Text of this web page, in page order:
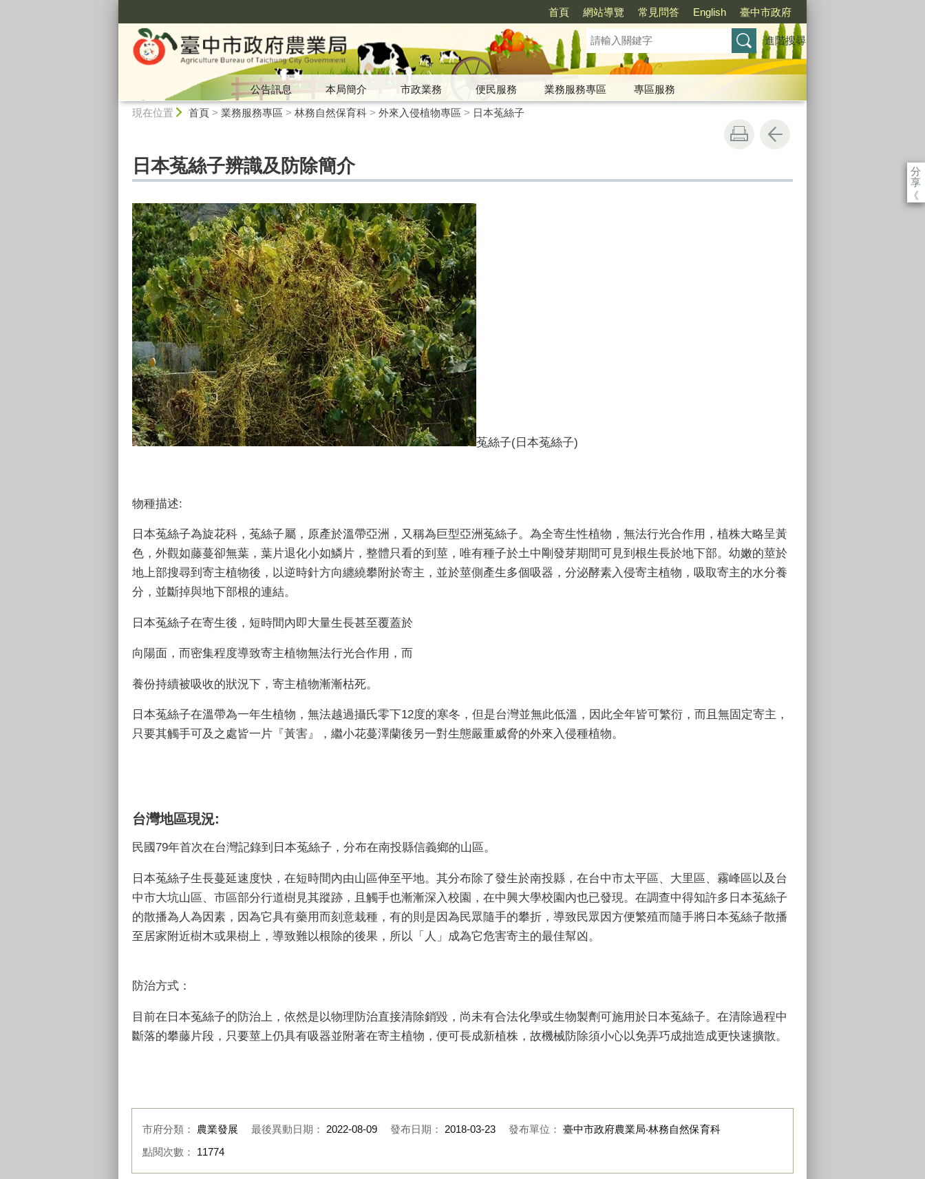
首頁 網站導覽 常見問答 English 臺中市政府
進階搜尋
公告訊息 本局簡介 市政業務 便民服務 業務服務專區
專區服務
現在位置 首頁> 業務服務專區 > 林務自然保育科> 外來入侵植物專區 > 日本菟絲子
分
享
《
日本菟絲子辨識及防除簡介
菟絲子( 日本菟絲子)
物種描述:
日本菟絲子為旋花科，菟絲子屬，原產於溫帶亞洲，又稱為巨型亞洲菟絲子。為全寄生性植物，無法行光合作用，植株大略呈黃
色，外觀如藤蔓卻無葉，葉片退化小如鱗片，整體只看的到莖，唯有種子於土中剛發芽期間可見到根生長於地下部。幼嫩的莖於
地上部搜尋到寄主植物後，以逆時針方向纏繞攀附於寄主，並於莖側產生多個吸器，分泌酵素入侵寄主植物，吸取寄主的水分養
分，並斷掉與地下部根的連結。
日本菟絲子在寄生後，短時間內即大量生長甚至覆蓋於
向陽面，而密集程度導致寄主植物無法行光合作用，而
養份持續被吸收的狀況下，寄主植物漸漸枯死。
日本菟絲子在溫帶為一年生植物，無法越過攝氏零下12度的寒冬，但是台灣並無此低溫，因此全年皆可繁衍，而且無固定寄主，
只要其觸手可及之處皆一片『黃害』，繼小花蔓澤蘭後另一對生態嚴重威脅的外來入侵種植物。
台灣地區現況:
民國79年首次在台灣記錄到日本菟絲子，分布在南投縣信義鄉的山區。
日本菟絲子生長蔓延速度快，在短時間內由山區伸至平地。其分布除了發生於南投縣，在台中市太平區、大里區、霧峰區以及台
中市大坑山區、市區部分行道樹見其蹤跡，且觸手也漸漸深入校園，在中興大學校園內也已發現。在調查中得知許多日本菟絲子
的散播為人為因素，因為它具有藥用而刻意栽種，有的則是因為民眾隨手的攀折，導致民眾因方便繁殖而隨手將日本菟絲子散播
至居家附近樹木或果樹上，導致難以根除的後果，所以「人」成為它危害寄主的最佳幫凶。
防治方式：
目前在日本菟絲子的防治上，依然是以物理防治直接清除銷毀，尚未有合法化學或生物製劑可施用於日本菟絲子。在清除過程中
斷落的攀藤片段，只要莖上仍具有吸器並附著在寄主植物，便可長成新植株，故機械防除須小心以免弄巧成拙造成更快速擴散。
市府分類： 農業發展 最後異動日期： 2022-08-09 發布日期： 2018-03-23 發布單位： 臺中市政府農業局‧林務自然保育科
點閱次數： 11774